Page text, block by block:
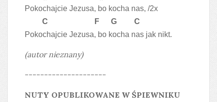
Pokochajcie Jezusa, bo kocha nas, /2x
C F G C
Pokochajcie Jezusa, bo kocha nas jak nikt.
(autor nieznany)
---------------------
NUTY OPUBLIKOWANE W ŚPIEWNIKU